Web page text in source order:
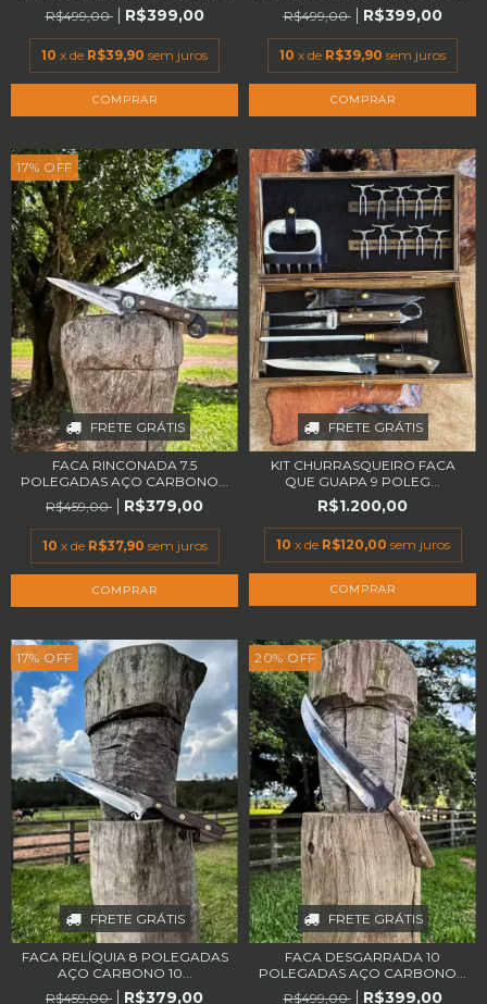
R$499,00
R$399,00
10 x de R$39,90 sem juros
R$499,00
R$399,00
10 x de R$39,90 sem juros
17% OFF
FRETE GRÁTIS
FACA RINCONADA 7.5
POLEGADAS AÇO CARBONO...
R$459,00
R$379,00
10 x de R$37,90 sem juros
FRETE GRÁTIS
KIT CHURRASQUEIRO FACA
QUE GUAPA 9 POLEG...
R$1.200,00
10 x de R$120,00 sem juros
17% OFF
FRETE GRÁTIS
FACA RELÍQUIA 8 POLEGADAS
AÇO CARBONO 10...
R$459,00
R$379,00
20% OFF
FRETE GRÁTIS
FACA DESGARRADA 10
POLEGADAS AÇO CARBONO...
R$499,00
R$399,00